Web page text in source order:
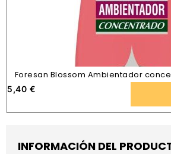
Foresan Blossom Ambientador
5,40 €
INFORMACIÓN DEL